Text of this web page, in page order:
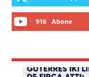
916 Abone